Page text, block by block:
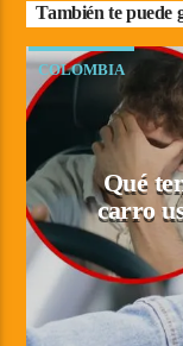
También te puede
COLOMBIA
Qué
carro